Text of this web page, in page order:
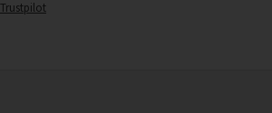
Trustpilot